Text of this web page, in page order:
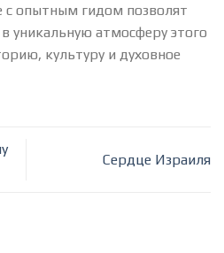
с опытным гидом позволят
уникальную атмосферу этого
культуру и духовное
Сердце Израиля